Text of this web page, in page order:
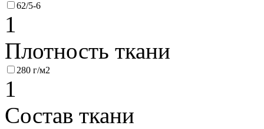
62/5-6
1
Плотность ткани
280 г/м2
1
Состав ткани